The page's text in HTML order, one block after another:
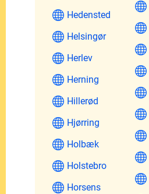
Hedensted
Helsingør
Herlev
Herning
Hillerød
Hjørring
Holbæk
Holstebro
Horsens